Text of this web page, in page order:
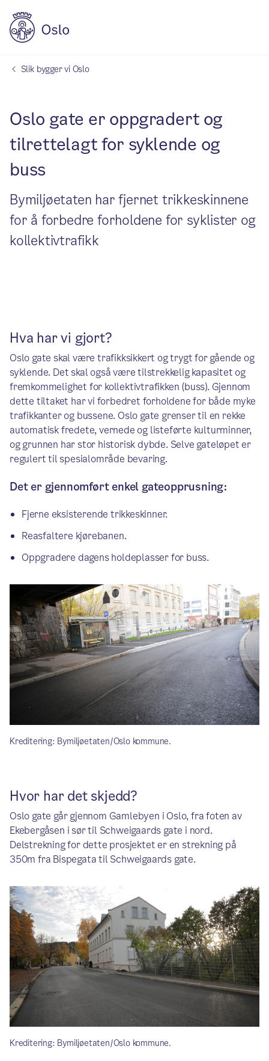
Slik bygger vi Oslo
Oslo gate er oppgradert og
tilrettelagt for syklende og
buss
Bymiljøetaten har fjernet trikkeskinnene
for å forbedre forholdene for syklister og
kollektivtrafikk
Hva har vi gjort?
Oslo gate skal være trafikksikkert og trygt for gående og
syklende. Det skal også være tilstrekkelig kapasitet og
fremkommelighet for kollektivtrafikken (buss). Gjennom
dette tiltaket har vi forbedret forholdene for både myke
trafikkanter og bussene. Oslo gate grenser til en rekke
automatisk fredete, vernede og listeførte kulturminner,
og grunnen har stor historisk dybde. Selve gateløpet er
regulert til spesialområde bevaring.
Det er gjennomført enkel gateopprusning:
Fjerne eksisterende trikkeskinner.
Reasfaltere kjørebanen.
Oppgradere dagens holdeplasser for buss.
Kreditering: Bymiljøetaten/Oslo kommune.
Hvor har det skjedd?
Oslo gate går gjennom Gamlebyen i Oslo, fra foten av
Ekebergåsen i sør til Schweigaards gate i nord.
Delstrekning for dette prosjektet er en strekning på
350m fra Bispegata til Schweigaards gate.
Kreditering: Bymiljøetaten/Oslo kommune.